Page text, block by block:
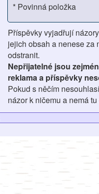
* Povinná položka
Příspěvky vyjadřují
jejich obsah a nenese za
odstranit.
Nepřijatelné jsou
reklama a příspěvky
Pokud s něčím
názor k ničemu a nemá